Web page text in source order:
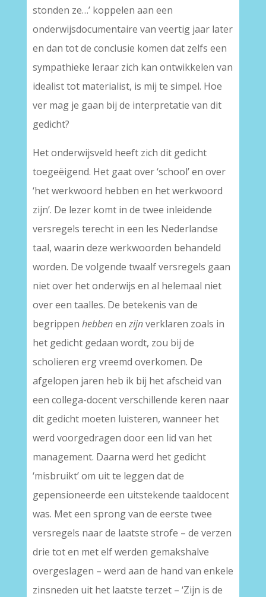
stonden ze…’ koppelen aan een
onderwijsdocumentaire van veertig jaar later
en dan tot de conclusie komen dat zelfs een
sympathieke leraar zich kan ontwikkelen van
idealist tot materialist, is mij te simpel. Hoe
ver mag je gaan bij de interpretatie van dit
gedicht?
Het onderwijsveld heeft zich dit gedicht
toegeëigend. Het gaat over ‘school’ en over
‘het werkwoord hebben en het werkwoord
zijn’. De lezer komt in de twee inleidende
versregels terecht in een les Nederlandse
taal, waarin deze werkwoorden behandeld
worden. De volgende twaalf versregels gaan
niet over het onderwijs en al helemaal niet
over een taalles. De betekenis van de
begrippen hebbenen zijnverklaren zoals in
het gedicht gedaan wordt, zou bij de
scholieren erg vreemd overkomen. De
afgelopen jaren heb ik bij het afscheid van
een collega-docent verschillende keren naar
dit gedicht moeten luisteren, wanneer het
werd voorgedragen door een lid van het
management. Daarna werd het gedicht
‘misbruikt’ om uit te leggen dat de
gepensioneerde een uitstekende taaldocent
was. Met een sprong van de eerste twee
versregels naar de laatste strofe – de verzen
drie tot en met elf werden gemakshalve
overgeslagen – werd aan de hand van enkele
zinsneden uit het laatste terzet – ‘Zijn is de